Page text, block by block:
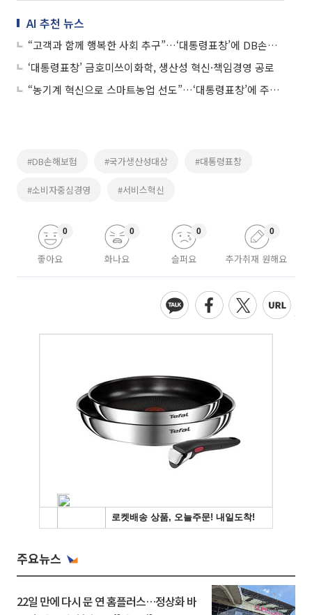
AI 추천 뉴스
“고객과 함께 행복한 사회 추구”…‘대통령표창’에 DB손해보험
‘대통령표창’ 금호미쓰이화학, 생산성 혁신·책임경영 공로
“농기계 혁신으로 스마트농업 선도”…‘대통령표창’에 주식회사 불스
#DB손해보험 #국가생산성대상 #대통령표창
#소비자중심경영 #서비스혁신
좋아요
0
화나요
0
슬퍼요
0
추가취재 원해요
0
주요뉴스
22일 만에 다시 문 연 홈플러스…정상화 바